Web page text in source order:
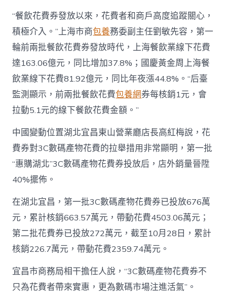
“餐飲花費券發放以來，花費者和商戶高度追蹤關心，
積極介入。”上海市商包養務委副主任劉敏先容，第一
輪前兩批餐飲花費券發放時代，上海餐飲業線下花費
達163.06億元，同比增加37.8%；國慶黃金周上海餐
飲業線下花費81.92億元，同比年夜漲44.8%。“后臺
監測顯示，前兩批餐飲花費包養網券每核銷1元，會
拉動5.1元的線下餐飲花費金額。”
中國變動位置湖北宜昌東山營業廳店長高紅梅說，花
費券對3C數碼產物花費的拉舉措用非常顯明，第一批
“惠購湖北”3C數碼產物花費券投放后，店外銷量晉陞
40%擺佈。
在湖北宜昌，第一批3C數碼產物花費券已投放676萬
元，累計核銷663.57萬元，帶動花費4503.06萬元；
第二批花費券已投放272萬元，截至10月28日，累計
核銷226.7萬元，帶動花費2359.74萬元。
宜昌市商務局相干擔任人說，“3C數碼產物花費券不
只為花費者帶來實惠，更為數碼市場注進活氣”。